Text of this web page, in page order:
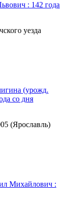
: 142 года
уезда
(урожд.
со дня
(Ярославль)
Михайлович :